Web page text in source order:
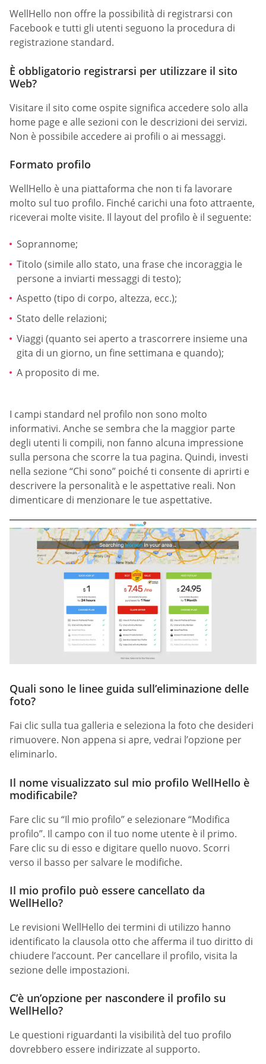
WellHello non offre la possibilità di registrarsi con
Facebook e tutti gli utenti seguono la procedura di
registrazione standard.
È obbligatorio registrarsi per utilizzare il sito
Web?
Visitare il sito come ospite significa accedere solo alla
home page e alle sezioni con le descrizioni dei servizi.
Non è possibile accedere ai profili o ai messaggi.
Formato profilo
WellHello è una piattaforma che non ti fa lavorare
molto sul tuo profilo. Finché carichi una foto attraente,
riceverai molte visite. Il layout del profilo è il seguente:
Soprannome;
Titolo (simile allo stato, una frase che incoraggia le
persone a inviarti messaggi di testo);
Aspetto (tipo di corpo, altezza, ecc.);
Stato delle relazioni;
Viaggi (quanto sei aperto a trascorrere insieme una
gita di un giorno, un fine settimana e quando);
A proposito di me.
I campi standard nel profilo non sono molto
informativi. Anche se sembra che la maggior parte
degli utenti li compili, non fanno alcuna impressione
sulla persona che scorre la tua pagina. Quindi, investi
nella sezione “Chi sono” poiché ti consente di aprirti e
descrivere la personalità e le aspettative reali. Non
dimenticare di menzionare le tue aspettative.
Quali sono le linee guida sull’eliminazione delle
foto?
Fai clic sulla tua galleria e seleziona la foto che desideri
rimuovere. Non appena si apre, vedrai l’opzione per
eliminarlo.
Il nome visualizzato sul mio profilo WellHello è
modificabile?
Fare clic su “Il mio profilo” e selezionare “Modifica
profilo”. Il campo con il tuo nome utente è il primo.
Fare clic su di esso e digitare quello nuovo. Scorri
verso il basso per salvare le modifiche.
Il mio profilo può essere cancellato da
WellHello?
Le revisioni WellHello dei termini di utilizzo hanno
identificato la clausola otto che afferma il tuo diritto di
chiudere l’account. Per cancellare il profilo, visita la
sezione delle impostazioni.
C’è un’opzione per nascondere il profilo su
WellHello?
Le questioni riguardanti la visibilità del tuo profilo
dovrebbero essere indirizzate al supporto.